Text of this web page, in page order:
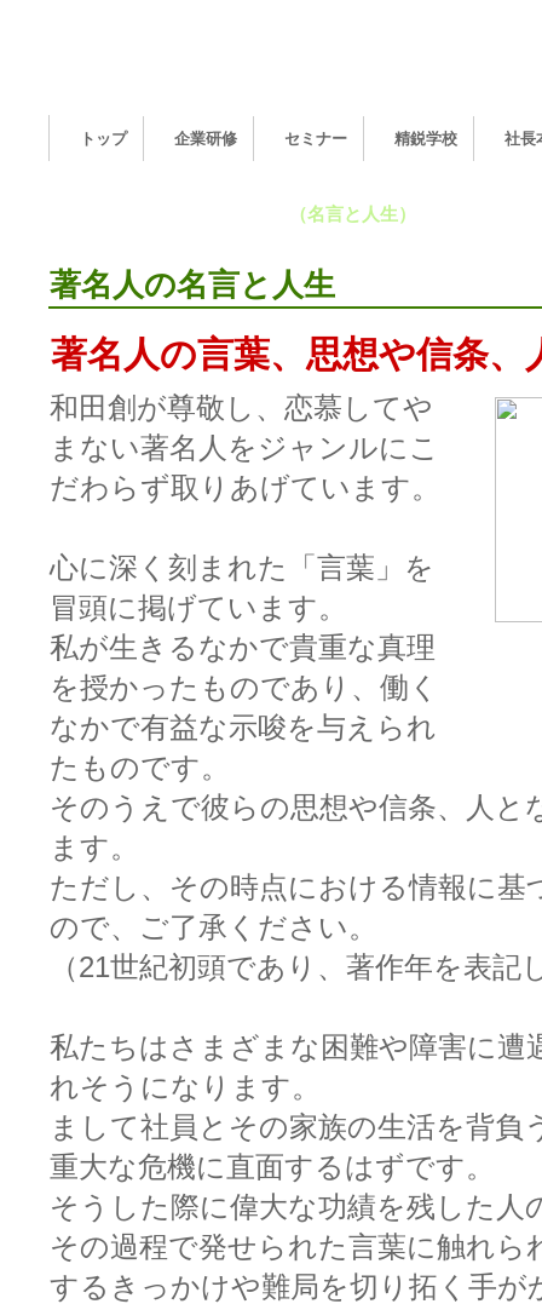
（名言と人生）
著名人の名言と人生
著名人の言葉、思想や信条、
和田創が尊敬し、恋慕してや
まない著名人をジャンルにこ
だわらず取りあげています。
心に深く刻まれた「言葉」を
冒頭に掲げています。
私が生きるなかで貴重な真理
を授かったものであり、働く
なかで有益な示唆を与えられ
たものです。
そのうえで彼らの思想や信条、人と
ます。
ただし、その時点における情報に基
ので、ご了承ください。
（21世紀初頭であり、著作年を表記
私たちはさまざまな困難や障害に遭
れそうになります。
まして社員とその家族の生活を背負
重大な危機に直面するはずです。
そうした際に偉大な功績を残した人
その過程で発せられた言葉に触れら
するきっかけや難局を切り拓く手
トップ 企業研修 セミナー 精鋭学校 社長